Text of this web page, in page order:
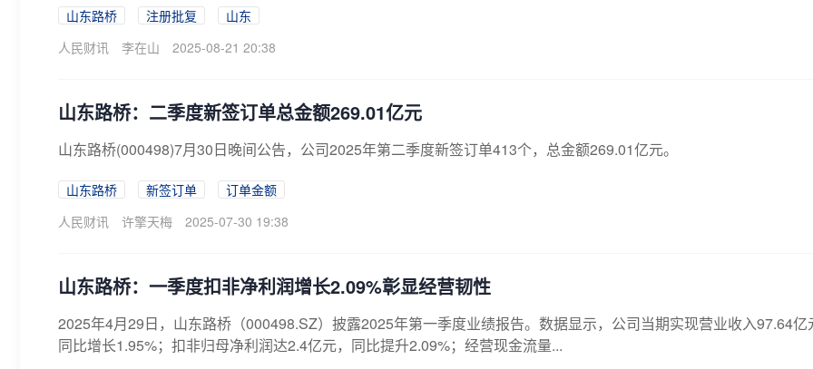
山东路桥 注册批复
山东
人民财讯
李在山 2025-08-21 20:38
山东路桥：二季度新签订单总金额269.01亿元
山东路桥(000498)7月30日晚间公告，公司2025年第二季度新签订单413个，总金额269.01亿元。
山东路桥 新签订单
订单金额
人民财讯
许擎天梅 2025-07-30 19:38
山东路桥：一季度扣非净利润增长2.09%彰显经营韧性
2025年4月29日，山东路桥（000498.SZ）披露2025年第一季度业绩报告。数据显示，公司当期实现营业收入97.64亿
同比增长1.95%；扣非归母净利润达2.4亿元，同比提升2.09%；经营现金流量...